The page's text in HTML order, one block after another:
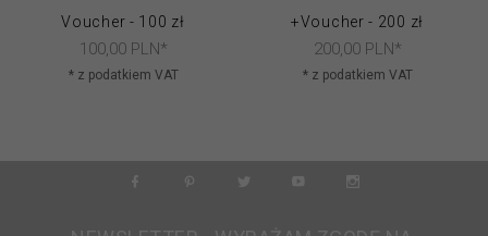
Voucher - 100 zł
100,00 PLN*
* z podatkiem VAT
+Voucher - 200 zł
200,00 PLN*
* z podatkiem VAT